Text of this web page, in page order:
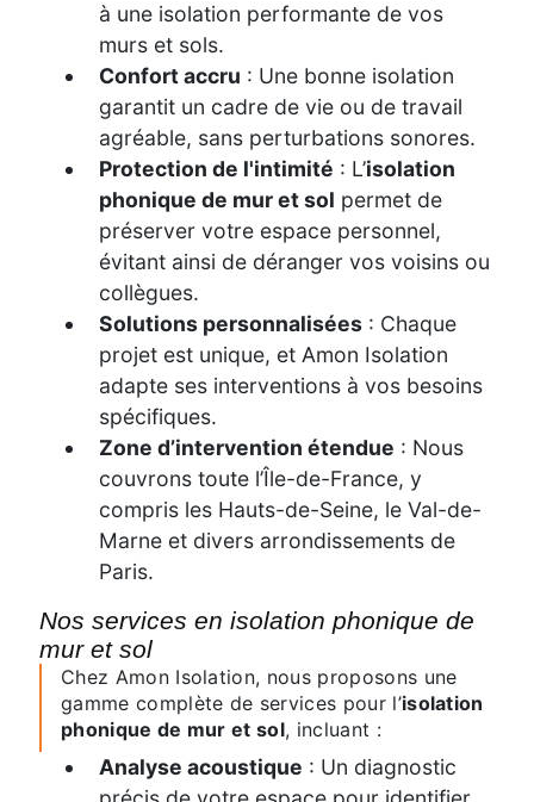
à une isolation performante de vos
murs et sols.
Confort accru : Une bonne isolation
garantit un cadre de vie ou de travail
agréable, sans perturbations sonores.
Protection de l'intimité : L’isolation
phonique de mur et sol permet de
préserver votre espace personnel,
évitant ainsi de déranger vos voisins ou
collègues.
Solutions personnalisées : Chaque
projet est unique, et Amon Isolation
adapte ses interventions à vos besoins
spécifiques.
Zone d’intervention étendue : Nous
couvrons toute l’Île-de-France, y
compris les Hauts-de-Seine, le Val-de-
Marne et divers arrondissements de
Paris.
Nos services en isolation phonique de
mur et sol
Chez Amon Isolation, nous proposons une
gamme complète de services pour l’isolation
phonique de mur et sol, incluant :
Analyse acoustique : Un diagnostic